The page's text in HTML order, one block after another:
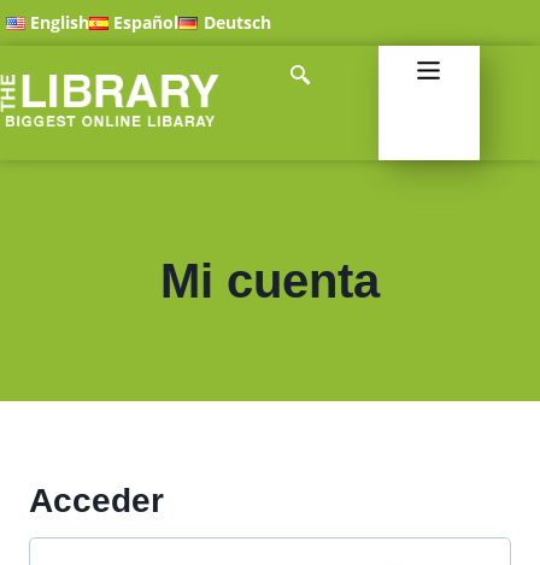
English Español Deutsch
Mi cuenta
Acceder